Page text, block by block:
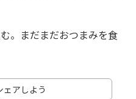
。まだまだおつまみを食
ェアしよう